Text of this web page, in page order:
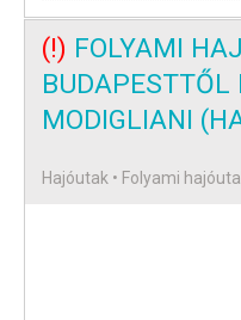
(!) FOLYAMI
BUDAPESTTŐL
MODIGLIANI
Hajóutak • Folyami